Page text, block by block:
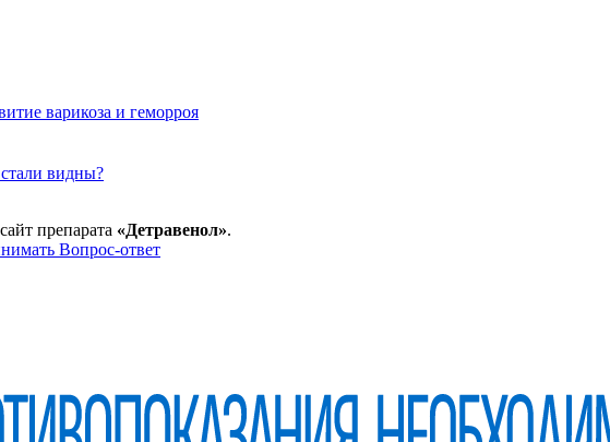
варикоза и геморроя
видны?
препарата «Детравенол».
Вопрос-ответ